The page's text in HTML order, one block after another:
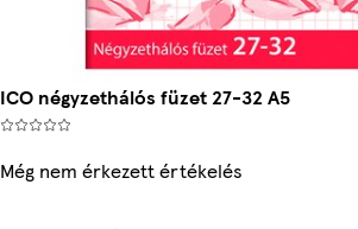
ICO négyzethálós füzet 27-32 A5
Még nem érkezett értékelés